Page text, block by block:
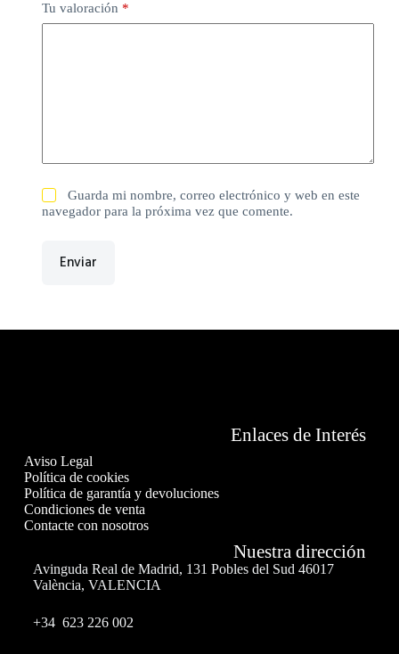
Tu valoración *
Guarda mi nombre, correo electrónico y web en este
navegador para la próxima vez que comente.
Enviar
Enlaces de Interés
Aviso Legal
Política de cookies
Política de garantía y devoluciones
Condiciones de venta
Contacte con nosotros
Nuestra dirección
Avinguda Real de Madrid, 131 Pobles del Sud 46017
València, VALENCIA
+34 623 226 002